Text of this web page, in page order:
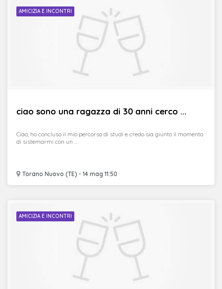
AMICIZIA E INCONTRI
ciao sono una ragazza di 30 anni cerco ...
Torano Nuovo (TE) - 14 mag 11:50
Ciao, ho concluso il mio percorso di studi e credo sia giunto il momento
di sistemarmi con un ...
AMICIZIA E INCONTRI